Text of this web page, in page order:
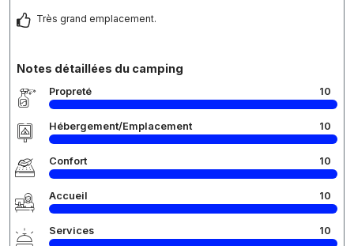
Très grand emplacement.
Notes détaillées du camping
Propreté 10
Hébergement/Emplacement 10
Confort 10
Accueil 10
Services 10